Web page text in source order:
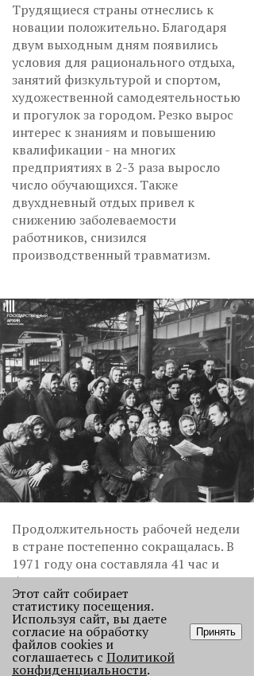
Трудящиеся страны отнеслись к
новации положительно. Благодаря
двум выходным дням появились
условия для рационального отдыха,
занятий физкультурой и спортом,
художественной самодеятельностью
и прогулок за городом. Резко вырос
интерес к знаниям и повышению
квалификации - на многих
предприятиях в 2-3 раза выросло
число обучающихся. Также
двухдневный отдых привел к
снижению заболеваемости
работников, снизился
производственный травматизм.
Продолжительность рабочей недели
в стране постепенно сокращалась. В
1971 году она составляла 41 час и
была закреплена в Кодексе законов о
труде в РСФСР, а в 1977 году – в
Конституции СССР. В 1991 году
рабочая неделя официально стала
40-часовой. В дальнейшем эта норма
была внесена в Кодекс законов о
Этот сайт собирает
статистику посещения.
Используя сайт, вы даете
согласие на обработку
файлов cookies и
соглашаетесь с Политикой
конфиденциальности.
Принять